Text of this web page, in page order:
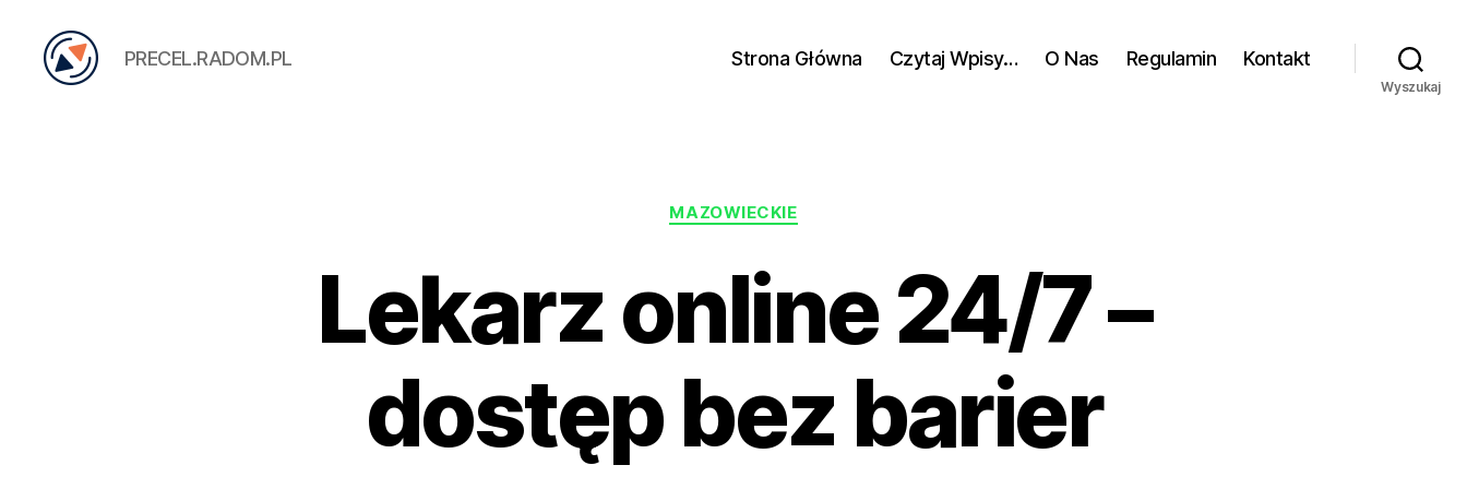
PRECEL.RADOM.PL Strona Główna Czytaj Wpisy… O Nas Regulamin Kontakt
Wyszukaj
Kategorie
MAZOWIECKIE
Lekarz online 24/7 –
dostęp bez barier